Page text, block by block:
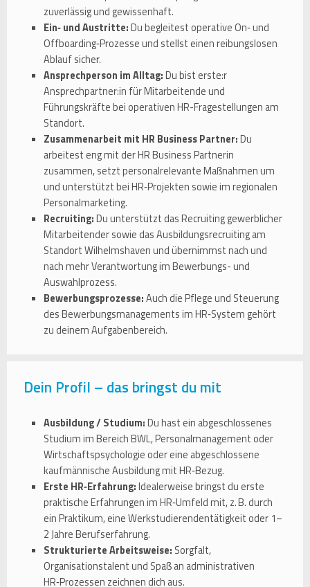
zuverlässig und gewissenhaft.
Ein‑ und Austritte:Du begleitest operative On‑ und
Offboarding‑Prozesse und stellst einen reibungslosen
Ablauf sicher.
Ansprechperson im Alltag:Du bist erste:r
Ansprechpartner:in für Mitarbeitende und
Führungskräfte bei operativen HR-Fragestellungen am
Standort.
Zusammenarbeit mit HR Business Partner:Du
arbeitest eng mit der HR Business Partnerin
zusammen, setzt personalrelevante Maßnahmen um
und unterstützt bei HR‑Projekten sowie im regionalen
Personalmarketing.
Recruiting:Du unterstützt das Recruiting gewerblicher
Mitarbeitender sowie das Ausbildungsrecruiting am
Standort Wilhelmshaven und übernimmst nach und
nach mehr Verantwortung im Bewerbungs- und
Auswahlprozess.
Bewerbungsprozesse:Auch die Pflege und Steuerung
des Bewerbungsmanagements im HR‑System gehört
zu deinem Aufgabenbereich.
Dein Profil – das bringst du mit
Ausbildung / Studium:Du hast ein abgeschlossenes
Studium im Bereich BWL, Personalmanagement oder
Wirtschaftspsychologie oder eine abgeschlossene
kaufmännische Ausbildung mit HR‑Bezug.
Erste HR‑Erfahrung:Idealerweise bringst du erste
praktische Erfahrungen im HR‑Umfeld mit, z. B. durch
ein Praktikum, eine Werkstudierendentätigkeit oder 1–
2 Jahre Berufserfahrung.
Strukturierte Arbeitsweise: Sorgfalt,
Organisationstalent und Spaß an administrativen
HR‑Prozessen zeichnen dich aus.